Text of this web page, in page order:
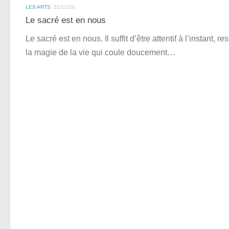
LES ARTS 21/12/20
Le sacré est en nous
Le sacré est en nous. Il suffit d’être attentif à l’instant,
la magie de la vie qui coule doucement…